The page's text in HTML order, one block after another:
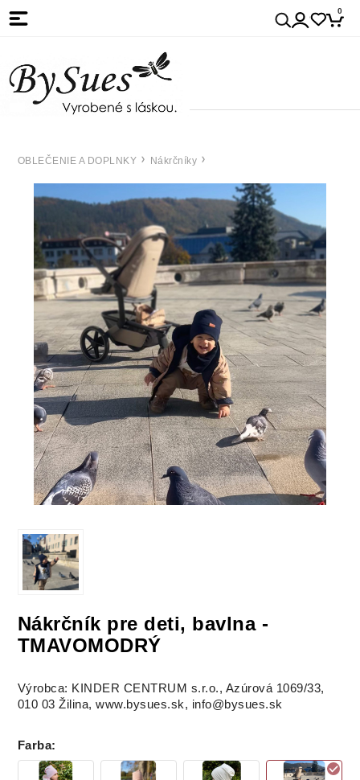
0
OBLEČENIE A DOPLNKY Nákrčníky
Nákrčník pre deti, bavlna -
TMAVOMODRÝ
Výrobca: KINDER CENTRUM s.r.o., Azúrová 1069/33,
010 03 Žilina, www.bysues.sk, info@bysues.sk
Farba: